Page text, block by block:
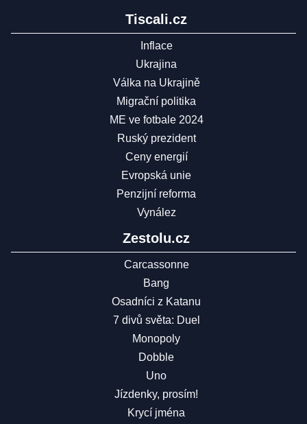
Tiscali.cz
Inflace
Ukrajina
Válka na Ukrajině
Migrační politika
ME ve fotbale 2024
Ruský prezident
Ceny energií
Evropská unie
Penzijní reforma
Vynález
Zestolu.cz
Carcassonne
Bang
Osadníci z Katanu
7 divů světa: Duel
Monopoly
Dobble
Uno
Jízdenky, prosím!
Krycí jména